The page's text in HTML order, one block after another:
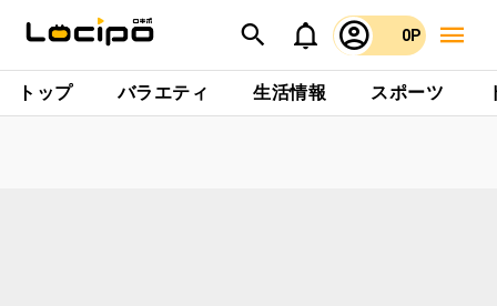
0P
トップ バラエティ 生活情報 スポーツ